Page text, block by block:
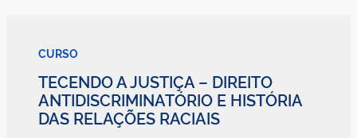
CURSO
TECENDO A JUSTIÇA – DIREITO
ANTIDISCRIMINATÓRIO E HISTÓRIA
DAS RELAÇÕES RACIAIS